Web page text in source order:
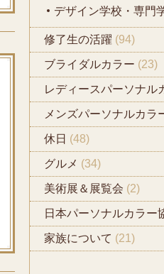
デザイン学校・専門
修了生の活躍 (94)
ブライダルカラー (23)
レディースパーソナル
メンズパーソナルカラ
休日 (48)
グルメ (34)
美術展＆展覧会 (2)
日本パーソナルカラー
家族について (21)